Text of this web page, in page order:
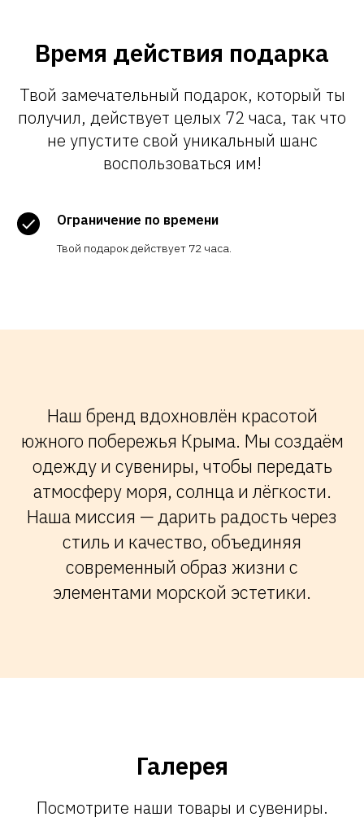
Время действия подарка
Твой замечательный подарок, который ты
получил, действует целых 72 часа, так что
не упустите свой уникальный шанс
воспользоваться им!
Ограничение по времени
Твой подарок действует 72 часа.
Наш бренд вдохновлён красотой
южного побережья Крыма. Мы создаём
одежду и сувениры, чтобы передать
атмосферу моря, солнца и лёгкости.
Наша миссия — дарить радость через
стиль и качество, объединяя
современный образ жизни с
элементами морской эстетики.
Галерея
Посмотрите наши товары и сувениры.